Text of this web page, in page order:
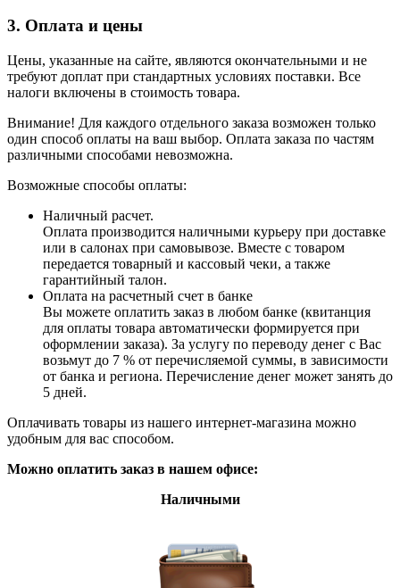
3. Оплата и цены
Цены, указанные на сайте, являются окончательными и не
требуют доплат при стандартных условиях поставки. Все
налоги включены в стоимость товара.
Внимание! Для каждого отдельного заказа возможен только
один способ оплаты на ваш выбор. Оплата заказа по частям
различными способами невозможна.
Возможные способы оплаты:
Наличный расчет.
Оплата производится наличными курьеру при доставке
или в салонах при самовывозе. Вместе с товаром
передается товарный и кассовый чеки, а также
гарантийный талон.
Оплата на расчетный счет в банке
Вы можете оплатить заказ в любом банке (квитанция
для оплаты товара автоматически формируется при
оформлении заказа). За услугу по переводу денег с Вас
возьмут до 7 % от перечисляемой суммы, в зависимости
от банка и региона. Перечисление денег может занять до
5 дней.
Оплачивать товары из нашего интернет-магазина можно
удобным для вас способом.
Можно оплатить заказ в нашем офисе:
Наличными